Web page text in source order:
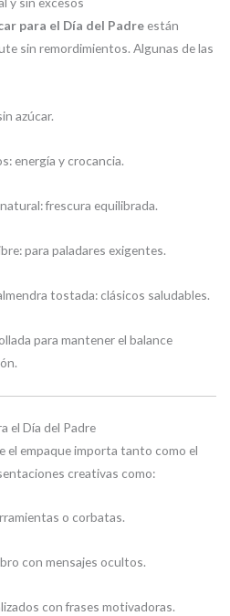
para el Día del Padre están
sin remordimientos. Algunas de las
azúcar.
energía y crocancia.
frescura equilibrada.
para paladares exigentes.
tostada: clásicos saludables.
para mantener el balance
el Día del Padre
el empaque importa tanto como el
creativas como:
o corbatas.
con mensajes ocultos.
con frases motivadoras.